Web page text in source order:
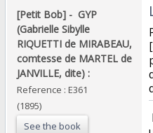
‎[Petit Bob] - ‎ ‎GYP
(Gabrielle Sibylle
RIQUETTI de MIRABEAU,
comtesse de MARTEL de
JANVILLE, dite) :‎
Reference : E361
(1895)
See the book
L’AUTEUR : d’où